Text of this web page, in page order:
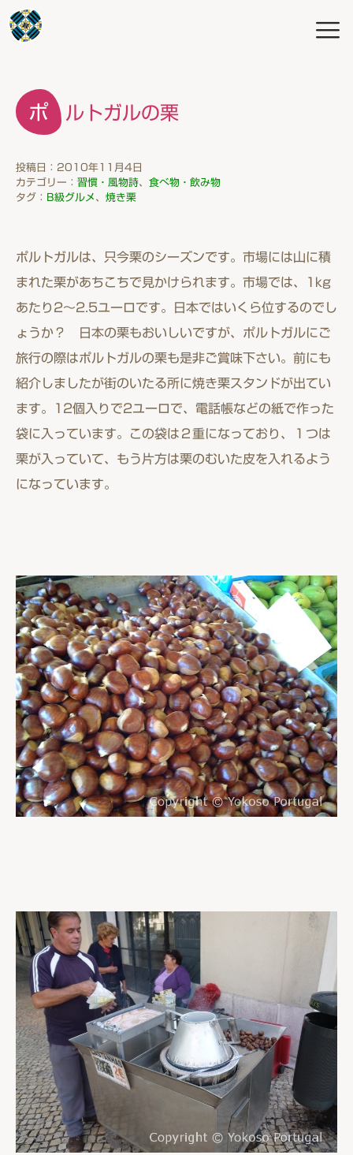
ポルトガルの栗
投稿日：2010年11月4日
カテゴリー： 習慣・風物詩、 食べ物・飲み物
タグ：
B級グルメ 、 焼き栗
ポルトガルは、只今栗のシーズンです。市場には山に積
まれた栗があちこちで見かけられます。市場では、1kg
あたり2〜2.5ユーロです。日本ではいくら位するのでし
ょうか？ 日本の栗もおいしいですが、ポルトガルにご
旅行の際はポルトガルの栗も是非ご賞味下さい。前にも
紹介しましたが街のいたる所に焼き栗スタンドが出てい
ます。12個入りで2ユーロで、電話帳などの紙で作った
袋に入っています。この袋は２重になっており、１つは
栗が入っていて、もう片方は栗のむいた皮を入れるよう
になっています。